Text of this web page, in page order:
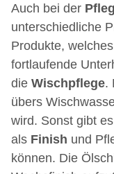
Auch bei der
unterschiedliche
Produkte,
fortlaufende
die Wischpflege.
übers
wird. Sonst gibt
als Finish und
können. Die